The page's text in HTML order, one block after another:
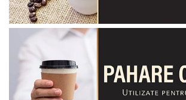
Capsule de Cafea
Cafea macinata